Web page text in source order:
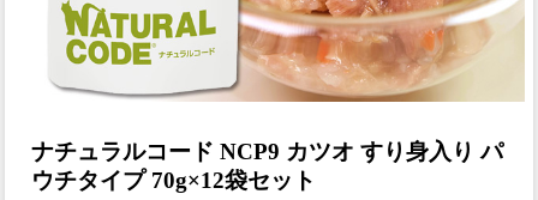
ナチュラルコード NCP9 カツオ すり身入り パ
ウチタイプ 70g×12袋セット